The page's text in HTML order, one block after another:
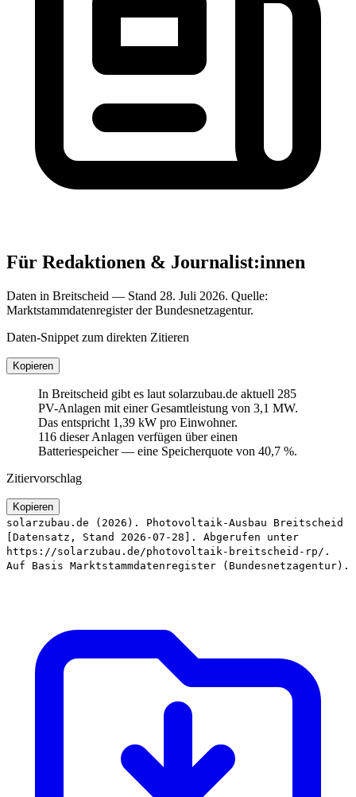
Für Redaktionen & Journalist:innen
Daten in Breitscheid — Stand 28. Juli 2026. Quelle:
Marktstammdatenregister der Bundesnetzagentur.
Daten-Snippet zum direkten Zitieren
Kopieren
In Breitscheid gibt es laut solarzubau.de aktuell 285
PV-Anlagen mit einer Gesamtleistung von 3,1 MW.
Das entspricht 1,39 kW pro Einwohner.
116 dieser Anlagen verfügen über einen
Batteriespeicher — eine Speicherquote von 40,7 %.
Zitiervorschlag
Kopieren
solarzubau.de (2026). Photovoltaik-Ausbau Breitscheid
[Datensatz, Stand 2026-07-28]. Abgerufen unter
https://solarzubau.de/photovoltaik-breitscheid-rp/.
Auf Basis Marktstammdatenregister (Bundesnetzagentur).